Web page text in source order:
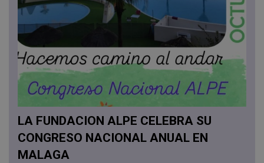
LA FUNDACION ALPE CELEBRA SU
CONGRESO NACIONAL ANUAL EN
MALAGA